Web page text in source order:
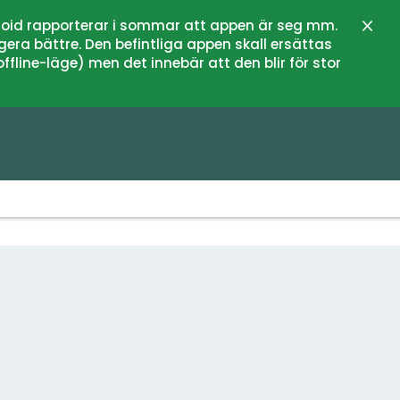
rapporterar i sommar att appen är seg mm.
bättre. Den befintliga appen skall ersättas
läge) men det innebär att den blir för stor
Lukk